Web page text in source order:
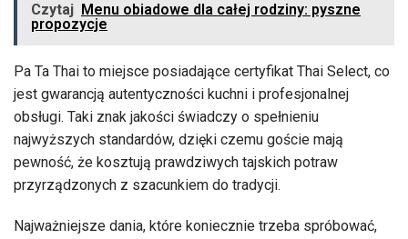
Czytaj Menu obiadowe dla całej rodziny: pyszne
propozycje
Pa Ta Thai to miejsce posiadające certyfikat Thai Select, co
jest gwarancją autentyczności kuchni i profesjonalnej
obsługi. Taki znak jakości świadczy o spełnieniu
najwyższych standardów, dzięki czemu goście mają
pewność, że kosztują prawdziwych tajskich potraw
przyrządzonych z szacunkiem do tradycji.
Najważniejsze dania, które koniecznie trzeba spróbować,